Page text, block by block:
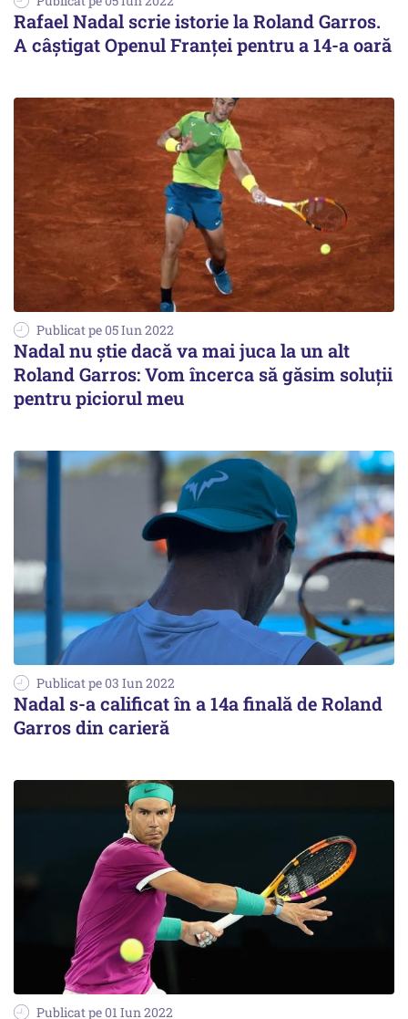
Rafael Nadal scrie istorie la Roland Garros.
A câștigat Openul Franței pentru a 14-a oară
Publicat pe 05 Iun 2022
Nadal nu ştie dacă va mai juca la un alt
Roland Garros: Vom încerca să găsim soluţii
pentru piciorul meu
Publicat pe 03 Iun 2022
Nadal s-a calificat în a 14a finală de Roland
Garros din carieră
Publicat pe 01 Iun 2022